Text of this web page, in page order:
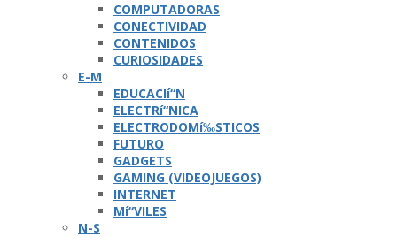
COMPUTADORAS
CONECTIVIDAD
CONTENIDOS
CURIOSIDADES
E-M
EDUCACIí“N
ELECTRí“NICA
ELECTRODOMí‰STICOS
FUTURO
GADGETS
GAMING (VIDEOJUEGOS)
INTERNET
Mí“VILES
N-S